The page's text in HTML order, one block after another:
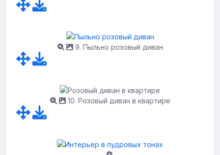
9. Пыльно розовый диван
10. Розовый диван в квартире